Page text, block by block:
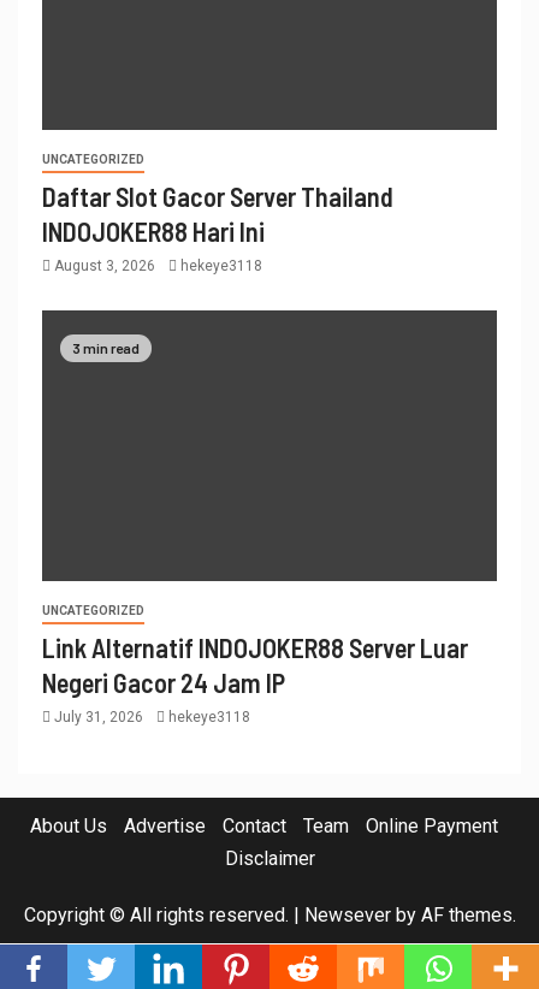
UNCATEGORIZED
Daftar Slot Gacor Server Thailand
INDOJOKER88 Hari Ini
August 3, 2026 hekeye3118
3 min read
UNCATEGORIZED
Link Alternatif INDOJOKER88 Server Luar
Negeri Gacor 24 Jam IP
July 31, 2026 hekeye3118
About Us Advertise Contact Team
Online Payment
Disclaimer
Copyright © All rights reserved. Newseverby AF themes.